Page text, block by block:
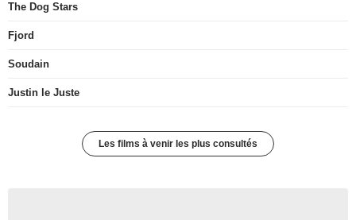
The Dog Stars
Fjord
Soudain
Justin le Juste
Les films à venir les plus consultés